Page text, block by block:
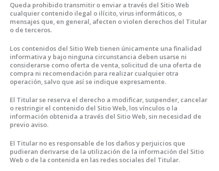
Queda prohibido transmitir o enviar a través del Sitio Web
cualquier contenido ilegal o ilícito, virus informáticos, o
mensajes que, en general, afecten o violen derechos del Titular
o de terceros.
Los contenidos del Sitio Web tienen únicamente una finalidad
informativa y bajo ninguna circunstancia deben usarse ni
considerarse como oferta de venta, solicitud de una oferta de
compra ni recomendación para realizar cualquier otra
operación, salvo que así se indique expresamente.
El Titular se reserva el derecho a modificar, suspender, cancelar
o restringir el contenido del Sitio Web, los vínculos o la
información obtenida a través del Sitio Web, sin necesidad de
previo aviso.
El Titular no es responsable de los daños y perjuicios que
pudieran derivarse de la utilización de la información del Sitio
Web o de la contenida en las redes sociales del Titular.